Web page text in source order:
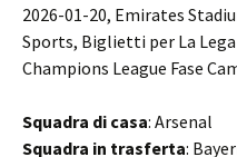
2026-01-20, Emirates
Sports, Biglietti per La
Champions League Fase
Squadra di casa: Arsenal
Squadra in trasferta: